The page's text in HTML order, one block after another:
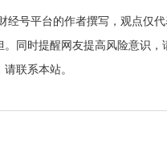
经号平台的作者撰写，观点仅
同时提醒网友提高风险意识
联系本站。